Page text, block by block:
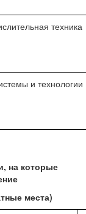
техника
и технологии
на которые
места)